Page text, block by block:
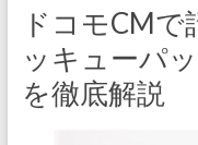
り
かる
サイ
ト
ドコモCMで
ッキューパ
を徹底解説